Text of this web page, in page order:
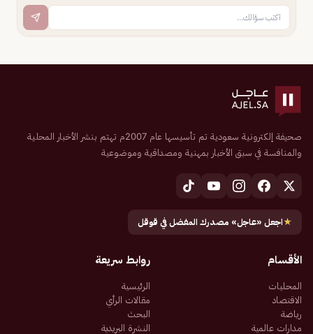
صحيفة إلكترونية سعودية تم تأسيسها عام 2007م تهتم بنشر الأخبار المحلية
والمنافسة في سبق الأخبار بمهنية ومصداقية وموضوعية
★اجعل «عاجل» مصدرك المفضل في قوقل
الأقسام
المحليات
الاقتصاد
رياضة
مدارات عالمية
روابط سريعة
الرئيسية
مقالات الرأي
البحث
النشرة البريدية